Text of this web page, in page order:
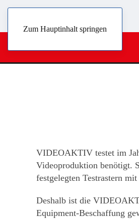
Zum Hauptinhalt springen
VIDEOAKTIV testet im
Videoproduktion benötigt.
festgelegten Testrastern
Deshalb ist die
Equipment-Beschaffung